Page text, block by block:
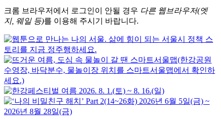
크롬 브라우저에서 로그인이 안될 경우 다른 웹브라우저(엣
지, 웨일 등)를 이용해 주시기 바랍니다.